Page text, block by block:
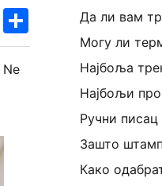
TwitterShare